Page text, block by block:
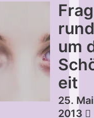
um
eit
25. Mai
2013